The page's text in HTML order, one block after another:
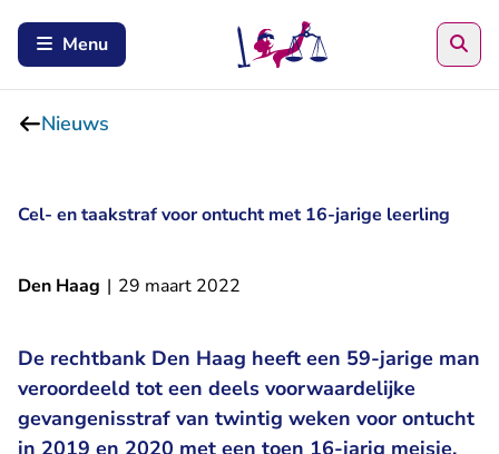
Menu
Nieuws
Cel- en taakstraf voor ontucht met 16-jarige leerling
Den Haag | 29 maart 2022
De rechtbank Den Haag heeft een 59-jarige man
veroordeeld tot een deels voorwaardelijke
gevangenisstraf van twintig weken voor ontucht
in 2019 en 2020 met een toen 16-jarig meisje.